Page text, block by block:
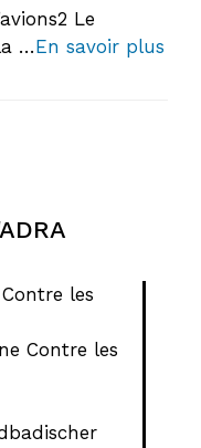
Le
…En savoir plus
les
Contre les